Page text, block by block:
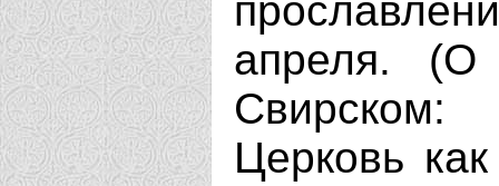
апреля. (О
Церковь